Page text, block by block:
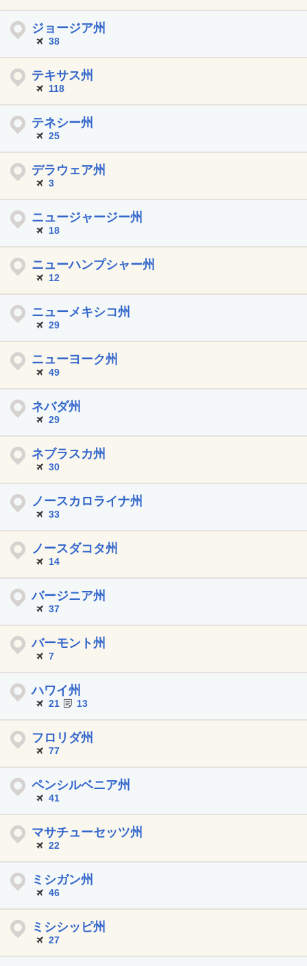
ジョージア州
38
テキサス州
118
テネシー州
25
デラウェア州
3
ニュージャージー州
18
ニューハンプシャー州
12
ニューメキシコ州
29
ニューヨーク州
49
ネバダ州
29
ネブラスカ州
30
ノースカロライナ州
33
ノースダコタ州
14
バージニア州
37
バーモント州
7
ハワイ州
21 13
フロリダ州
77
ペンシルベニア州
41
マサチューセッツ州
22
ミシガン州
46
ミシシッピ州
27